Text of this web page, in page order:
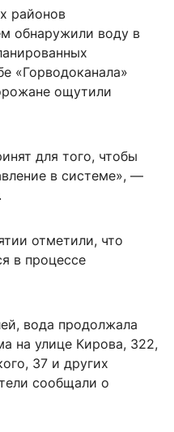
районов
обнаружили воду в
«Горводоканала»
ощутили
для того, чтобы
в системе», —
отметили, что
в процессе
вода продолжала
на улице Кирова, 322,
37 и других
сообщали о